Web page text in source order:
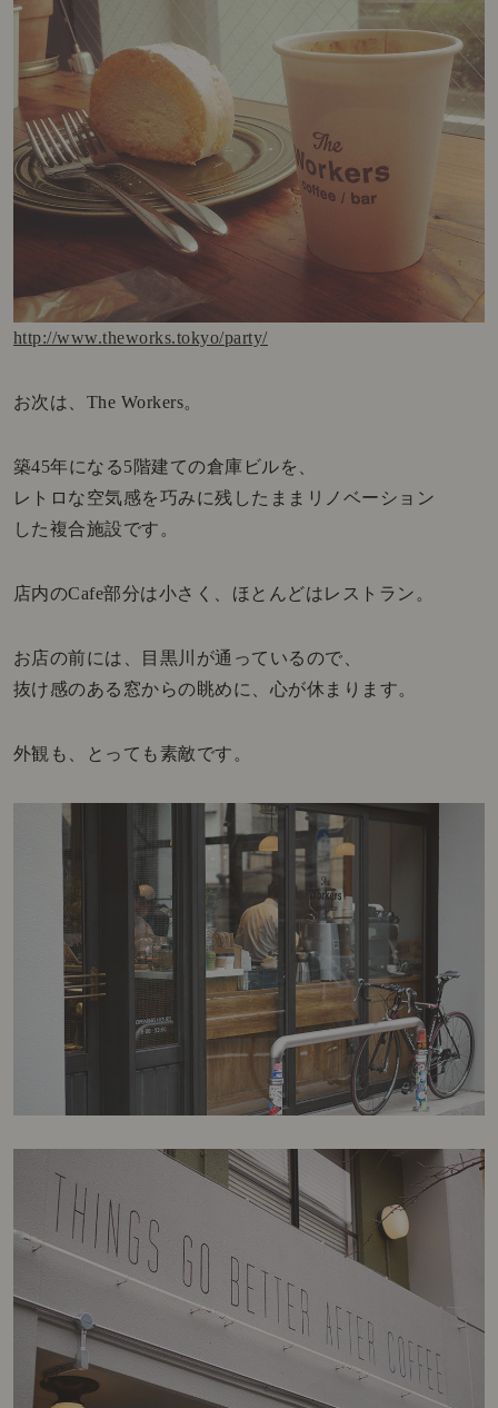
http://www.theworks.tokyo/party/
お次は、The Workers。
築45年になる5階建ての倉庫ビルを、
レトロな空気感を巧みに残したままリノベーション
した複合施設です。
店内のCafe部分は小さく、ほとんどはレストラン。
お店の前には、目黒川が通っているので、
抜け感のある窓からの眺めに、心が休まります。
外観も、とっても素敵です。